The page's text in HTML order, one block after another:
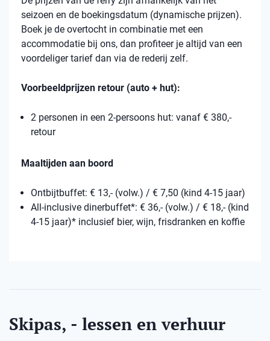
seizoen en de boekingsdatum (dynamische prijzen).
Boek je de overtocht in combinatie met een
accommodatie bij ons, dan profiteer je altijd van een
voordeliger tarief dan via de rederij zelf.
Voorbeeldprijzen retour (auto + hut):
2 personen in een 2-persoons hut: vanaf € 380,-
retour
Maaltijden aan boord
Ontbijtbuffet: € 13,- (volw.) / € 7,50 (kind 4-15 jaar)
All-inclusive dinerbuffet*: € 36,- (volw.) / € 18,- (kind
4-15 jaar)* inclusief bier, wijn, frisdranken en koffie
Skipas, - lessen en verhuur